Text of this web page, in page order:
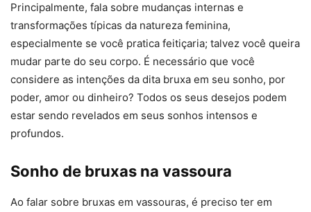
Principalmente, fala sobre mudanças internas e
transformações típicas da natureza feminina,
especialmente se você pratica feitiçaria; talvez você queira
mudar parte do seu corpo. É necessário que você
considere as intenções da dita bruxa em seu sonho, por
poder, amor ou dinheiro? Todos os seus desejos podem
estar sendo revelados em seus sonhos intensos e
profundos.
Sonho de bruxas na vassoura
Ao falar sobre bruxas em vassouras, é preciso ter em